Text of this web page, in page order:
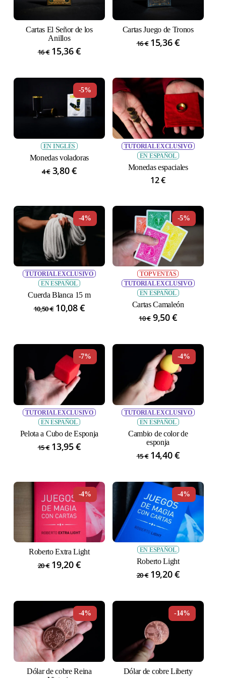
Cartas El Señor de los
Anillos
16€ El
16 €.
15,36€El
es:
15,36 €.
Cartas Juego de Tronos
16€ El
era:
16 €.
15,36€El
es:
15,36 €.
-5%
EN INGLÉS
Monedas voladoras
4€ El
era:
4 €.
3,80€El
es:
3,80 €.
TUTORIAL EXCLUSIVO
EN ESPAÑOL
Monedas espaciales
12€
-4%
TUTORIAL EXCLUSIVO
EN ESPAÑOL
Cuerda Blanca 15 m
10,50€ El
10,50 €.
10,08€El
10,08 €.
-5%
TOP VENTAS
TUTORIAL EXCLUSIVO
EN ESPAÑOL
Cartas Camaleón
10€ El
era:
10 €.
9,50€El
es:
9,50 €.
-7%
TUTORIAL EXCLUSIVO
EN ESPAÑOL
Pelota a Cubo de Esponja
15€ El
era:
13,95€El
es:
13,95 €.
-4%
TUTORIAL EXCLUSIVO
EN ESPAÑOL
Cambio de color de
esponja
15€ El
era:
15 €.
14,40€El
es:
14,40 €.
-4%
Roberto Extra Light
20€ El
20 €.
19,20€El
19,20 €.
-4%
EN ESPAÑOL
Roberto Light
20€ El
20 €.
19,20€El
es:
19,20 €.
-4%
Dólar de cobre Reina
-14%
Dólar de cobre Liberty